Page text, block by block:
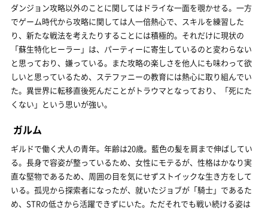
ダンジョン攻略以外のことに関してはドライな一面を覗かせる。一方
でゲーム時代から攻略に関しては人一倍熱心で、スキルを練習した
り、新たな戦法を考えたりすることには積極的。それだけに現状の
「蘇生特化ヒーラー」は、パーティーに寄生しているのと変わらない
と思っており、嫌っている。また攻略の楽しさを他人にも味わって欲
しいと思っているため、ステファニーの教育には熱心に取り組んでい
た。異世界に転移直後死んだことがトラウマとなっており、「死にた
くない」という思いが強い。
ガルム
ギルドで働く犬人の青年。年齢は20歳。藍色の髪を肩まで伸ばしてい
る。長身で容姿が整っているため、女性にモテるが、性格はかなり実
直な堅物であるため、周囲の目を気にせずストイックな生き方をして
いる。孤児から探索者になったが、就いたジョブが「騎士」であるた
め、STRの低さから活躍できずにいた。ただそれでも戦い続ける姿は